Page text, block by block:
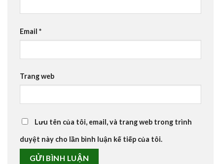
Email *
Trang web
Lưu tên của tôi, email, và trang web trong trình
duyệt này cho lần bình luận kế tiếp của tôi.